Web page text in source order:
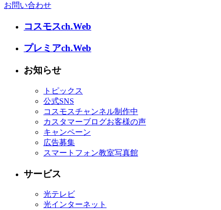
お問い合わせ
コスモスch.Web
プレミアch.Web
お知らせ
トピックス
公式SNS
コスモスチャンネル制作中
カスタマーブログお客様の声
キャンペーン
広告募集
スマートフォン教室写真館
サービス
光テレビ
光インターネット